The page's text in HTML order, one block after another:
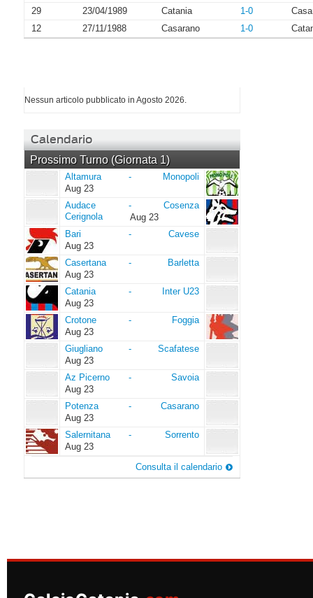
29
23/04/1989 Catania 1-0
12
27/11/1988 Casarano 1-0
Nessun articolo pubblicato in Agosto 2026.
Calendario
Prossimo Turno (Giornata 1)
Altamura
Altamura -
Monopoli
Aug 23
Audace
Cerignola
Audace
Cerignola
-
Cosenza
Aug 23
Bari
Bari -
Cavese
Aug 23
Casertana
Casertana -
Barletta
Aug 23
Catania
Catania -
Inter U23
Aug 23
Crotone
Crotone -
Foggia
Aug 23
Giugliano
Giugliano -
Scafatese
Aug 23
Az
Picerno
Az Picerno -
Savoia
Aug 23
Potenza
Potenza -
Casarano
Aug 23
Salernitana
Salernitana -
Sorrento
Aug 23
Consulta il calendario